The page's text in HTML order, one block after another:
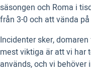
säsongen och Roma i
från 3-0 och att vända
Incidenter sker,
mest viktiga är att vi har
används, och vi